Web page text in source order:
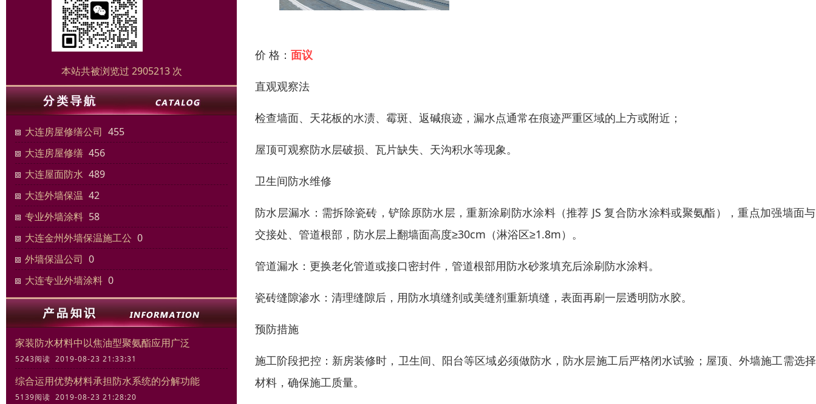
本站共被浏览过 2905213 次
大连房屋修缮公司 455
大连房屋修缮 456
大连屋面防水 489
大连外墙保温 42
专业外墙涂料 58
大连金州外墙保温施工公 0
外墙保温公司 0
大连专业外墙涂料 0
家装防水材料中以焦油型聚氨酯应用广泛
5243阅读 2019-08-23 21:33:31
综合运用优势材料承担防水系统的分解功能
5139阅读 2019-08-23 21:28:20
价 格： 面议
直观观察法
检查墙面、天花板的水渍、霉斑、返碱痕迹，漏水点通常在痕迹严重区域的上方或附近；
屋顶可观察防水层破损、瓦片缺失、天沟积水等现象。
卫生间防水维修
防水层漏水：需拆除瓷砖，铲除原防水层，重新涂刷防水涂料（推荐 JS 复合防水涂料或聚氨酯），重点加强墙面
交接处、管道根部，防水层上翻墙面高度≥30cm（淋浴区≥1.8m）。
管道漏水：更换老化管道或接口密封件，管道根部用防水砂浆填充后涂刷防水涂料。
瓷砖缝隙渗水：清理缝隙后，用防水填缝剂或美缝剂重新填缝，表面再刷一层透明防水胶。
预防措施
施工阶段把控：新房装修时，卫生间、阳台等区域必须做防水，防水层施工后严格闭水试验；屋顶、外墙施工需选
材料，确保施工质量。